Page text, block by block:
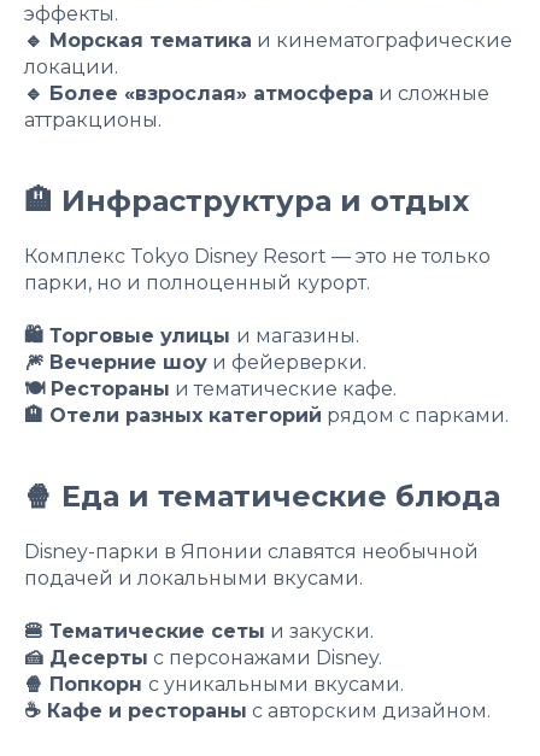
эффекты.
🔹 Морская тематика и кинематографические
локации.
🔹 Более «взрослая» атмосфера и сложные
аттракционы.
🏨 Инфраструктура и отдых
Комплекс Tokyo Disney Resort — это не только
парки, но и полноценный курорт.
🛍 Торговые улицы и магазины.
🎆 Вечерние шоу и фейерверки.
🍽 Рестораны и тематические кафе.
🏨 Отели разных категорий рядом с парками.
🍿 Еда и тематические блюда
Disney-парки в Японии славятся необычной
подачей и локальными вкусами.
🍔 Тематические сеты и закуски.
🍰 Десерты с персонажами Disney.
🍿 Попкорн с уникальными вкусами.
☕ Кафе и рестораны с авторским дизайном.